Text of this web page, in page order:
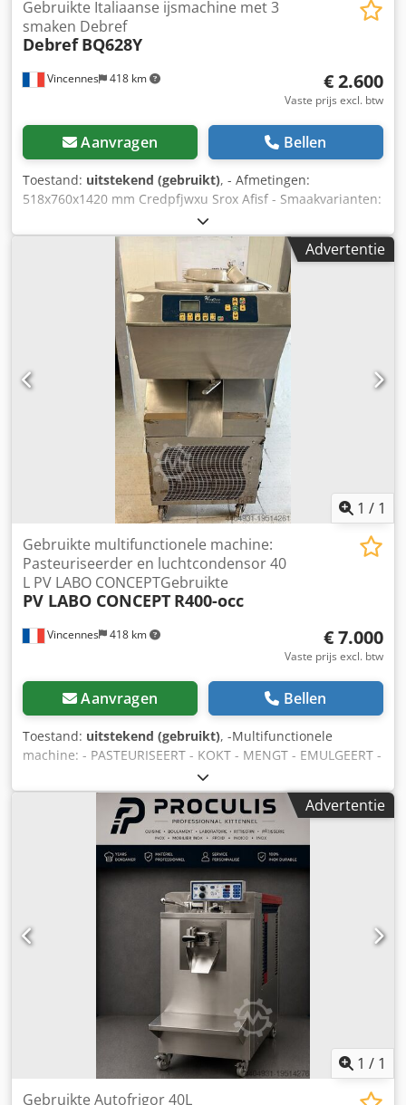
Vincennes 418 km
Gebruikte Italiaanse ijsmachine met 3
smaken Debref
Debref BQ628Y
€ 2.600
Vaste prijs excl. btw
Aanvragen Bellen
Toestand: uitstekend (gebruikt), - Afmetingen:
518x760x1420 mm Credpfjwxu Srox Afisf - Smaakvarianten:
2 en gemengd - Capaciteit: 17-18 l/u - Voltage: 220V -
Vermogen: 1,7 kW - Nettogewicht: 143 kg
Advertentie
1 / 1
Vincennes 418 km
Gebruikte multifunctionele machine:
Pasteuriseerder en luchtcondensor 40
L PV LABO CONCEPTGebruikte
PV LABO CONCEPT R400-occ
€ 7.000
Vaste prijs excl. btw
Aanvragen Bellen
Toestand: uitstekend (gebruikt), -Multifunctionele
machine: - PASTEURISEERT - KOKT - MENGT - EMULGEERT -
Model: R400 A SH - Afmetingen (LxBxH): 600x750x1335 mm
- Tankinhoud: 40 liter Cedpjwxu Rzjfx Afijrf - Maximale
waterdruk: 0,6 MPa - Koelmiddel: R404A - Spanning: 400V /
3-fase / 50Hz - Serienummer: 179342 - Bouwjaar: 2015 -
Elektronische besturing - Semi-hermetische compressor -
Luchtgekoelde condensor - Gereviseerde apparatuur:
Apparatuur wordt gereedgemaakt op bestelling; ophaal-
en retourdeadlines worden bij bestelling overeengekomen
(prijs op aanvraag na revisie). De advertentie is
automatisch vertaald. Vertaalfouten zijn mogelijk.
Advertentie
1 / 1
Gebruikte Autofrigor 40L